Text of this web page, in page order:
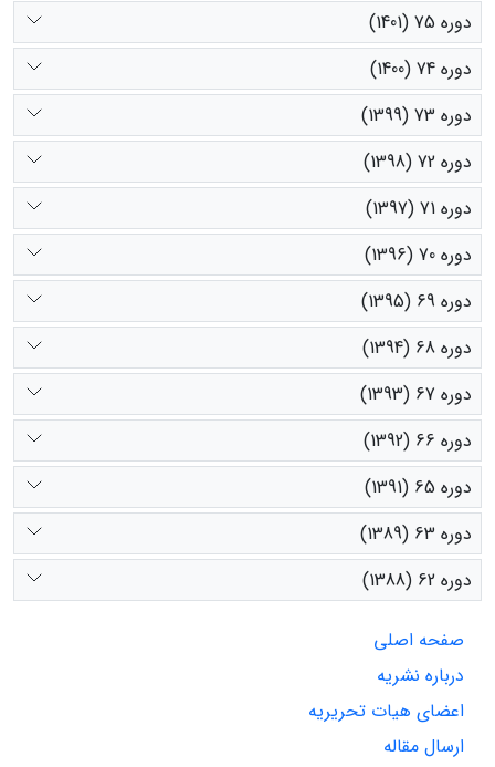
دوره 75 (1401)
دوره 74 (1400)
دوره 73 (1399)
دوره 72 (1398)
دوره 71 (1397)
دوره 70 (1396)
دوره 69 (1395)
دوره 68 (1394)
دوره 67 (1393)
دوره 66 (1392)
دوره 65 (1391)
دوره 63 (1389)
دوره 62 (1388)
صفحه اصلی
درباره نشریه
اعضای هیات تحریریه
ارسال مقاله